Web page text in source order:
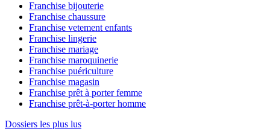
Franchise bijouterie
Franchise chaussure
Franchise vetement enfants
Franchise lingerie
Franchise mariage
Franchise maroquinerie
Franchise puériculture
Franchise magasin
Franchise prêt à porter femme
Franchise prêt-à-porter homme
Dossiers les plus lus